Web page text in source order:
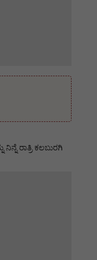
ರಾತ್ರಿ ಕಲಬುರಗಿ